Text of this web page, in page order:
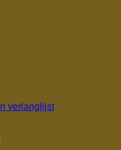
verlanglijst